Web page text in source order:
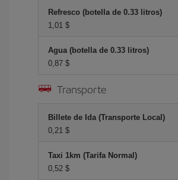
Refresco (botella de 0.33 litros)
1,01 $
Agua (botella de 0.33 litros)
0,87 $
Transporte
Billete de Ida (Transporte Local)
0,21 $
Taxi 1km (Tarifa Normal)
0,52 $